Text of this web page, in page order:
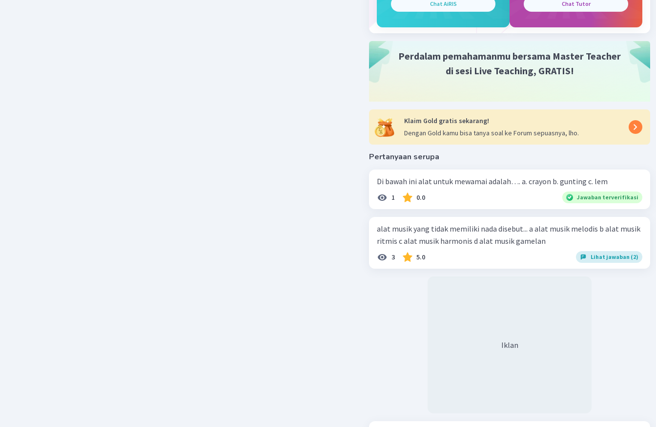
Chat AiRIS Chat Tutor
Perdalam pemahamanmu bersama Master Teacher
di sesi Live Teaching, GRATIS!
Klaim Gold gratis sekarang!
Dengan Gold kamu bisa tanya soal ke Forum sepuasnya, lho.
Pertanyaan serupa
Di bawah ini alat untuk mewamai adalah…. a. crayon b. gunting c. lem
1 0.0 Jawaban terverifikasi
alat musik yang tidak memiliki nada disebut... a alat musik melodis b alat musik
ritmis c alat musik harmonis d alat musik gamelan
3 5.0 Lihat jawaban (2)
Iklan